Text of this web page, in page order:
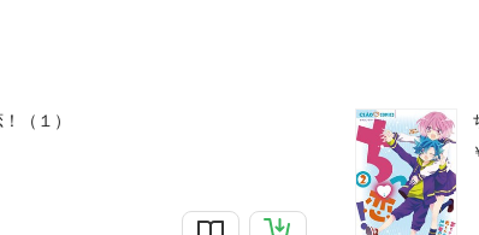
（１）